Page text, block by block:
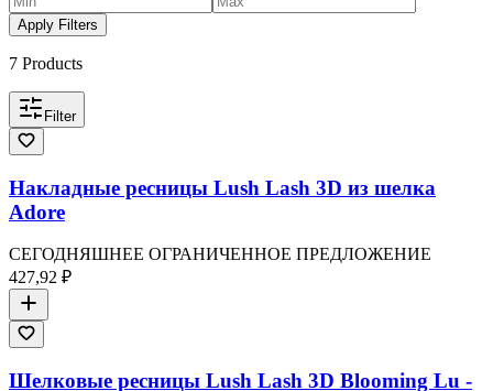
Apply Filters
7 Products
Filter
Накладные ресницы Lush Lash 3D из шелка
Adore
СЕГОДНЯШНЕЕ ОГРАНИЧЕННОЕ ПРЕДЛОЖЕНИЕ
427,92 ₽
Шелковые ресницы Lush Lash 3D Blooming Lu -